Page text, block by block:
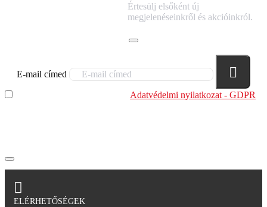
Értesülj elsőként új
megjelenéseinkről és akcióinkról.
E-mail címed
Adatvédelmi nyilatkozat - GDPR
ELÉRHETŐSÉGEK